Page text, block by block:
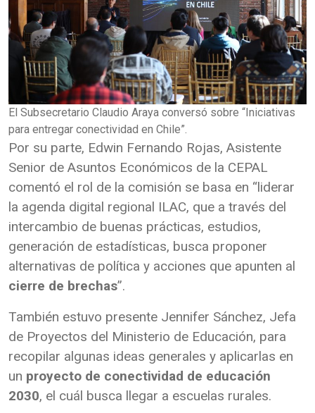
El Subsecretario Claudio Araya conversó sobre “Iniciativas
para entregar conectividad en Chile”.
Por su parte, Edwin Fernando Rojas, Asistente
Senior de Asuntos Económicos de la CEPAL
comentó el rol de la comisión se basa en “liderar
la agenda digital regional ILAC, que a través del
intercambio de buenas prácticas, estudios,
generación de estadísticas, busca proponer
alternativas de política y acciones que apunten al
cierre de brechas”.
También estuvo presente Jennifer Sánchez, Jefa
de Proyectos del Ministerio de Educación, para
recopilar algunas ideas generales y aplicarlas en
un proyecto de conectividad de educación
2030, el cuál busca llegar a escuelas rurales.